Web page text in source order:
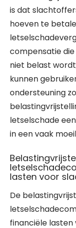
is dat
hoeven te
compensatie
niet belast
kunnen
ondersteuning
letselschade
in een vaak
lasten voor
De
financiële